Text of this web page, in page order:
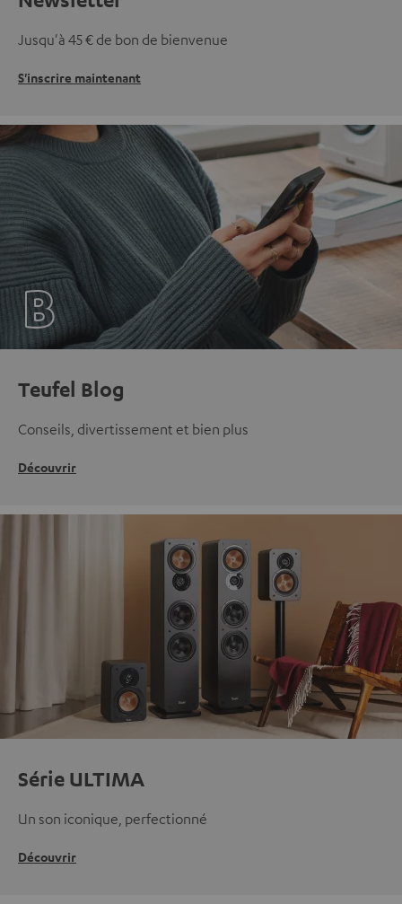
Jusqu'à 45 € de bon de bienvenue
S'inscrire maintenant
Teufel Blog
Conseils, divertissement et bien plus
Découvrir
Série ULTIMA
Un son iconique, perfectionné
Découvrir